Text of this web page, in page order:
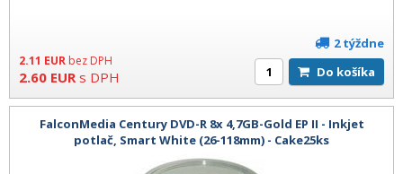
2.11 EUR bez DPH
2.60 EUR s DPH
2 týždne
Do košíka
FalconMedia Century DVD-R 8x 4,7GB-Gold EP II - Inkjet
potlač, Smart White (26-118mm) - Cake25ks